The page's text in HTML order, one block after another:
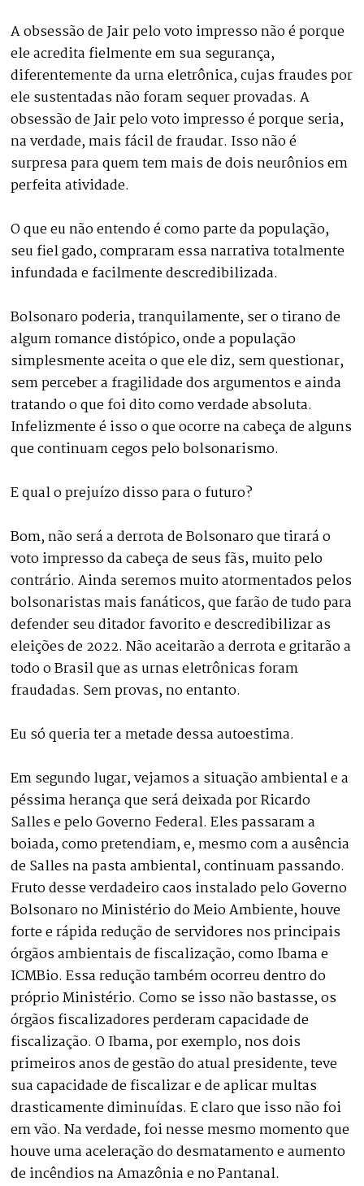
A obsessão de Jair pelo voto impresso não é porque
ele acredita fielmente em sua segurança,
diferentemente da urna eletrônica, cujas fraudes por
ele sustentadas não foram sequer provadas. A
obsessão de Jair pelo voto impresso é porque seria,
na verdade, mais fácil de fraudar. Isso não é
surpresa para quem tem mais de dois neurônios em
perfeita atividade.
O que eu não entendo é como parte da população,
seu fiel gado, compraram essa narrativa totalmente
infundada e facilmente descredibilizada.
Bolsonaro poderia, tranquilamente, ser o tirano de
algum romance distópico, onde a população
simplesmente aceita o que ele diz, sem questionar,
sem perceber a fragilidade dos argumentos e ainda
tratando o que foi dito como verdade absoluta.
Infelizmente é isso o que ocorre na cabeça de alguns
que continuam cegos pelo bolsonarismo.
E qual o prejuízo disso para o futuro?
Bom, não será a derrota de Bolsonaro que tirará o
voto impresso da cabeça de seus fãs, muito pelo
contrário. Ainda seremos muito atormentados pelos
bolsonaristas mais fanáticos, que farão de tudo para
defender seu ditador favorito e descredibilizar as
eleições de 2022. Não aceitarão a derrota e gritarão a
todo o Brasil que as urnas eletrônicas foram
fraudadas. Sem provas, no entanto.
Eu só queria ter a metade dessa autoestima.
Em segundo lugar, vejamos a situação ambiental e a
péssima herança que será deixada por Ricardo
Salles e pelo Governo Federal. Eles passaram a
boiada, como pretendiam, e, mesmo com a ausência
de Salles na pasta ambiental, continuam passando.
Fruto desse verdadeiro caos instalado pelo Governo
Bolsonaro no Ministério do Meio Ambiente, houve
forte e rápida redução de servidores nos principais
órgãos ambientais de fiscalização, como Ibama e
ICMBio. Essa redução também ocorreu dentro do
próprio Ministério. Como se isso não bastasse, os
órgãos fiscalizadores perderam capacidade de
fiscalização. O Ibama, por exemplo, nos dois
primeiros anos de gestão do atual presidente, teve
sua capacidade de fiscalizar e de aplicar multas
drasticamente diminuídas. E claro que isso não foi
em vão. Na verdade, foi nesse mesmo momento que
houve uma aceleração do desmatamento e aumento
de incêndios na Amazônia e no Pantanal.